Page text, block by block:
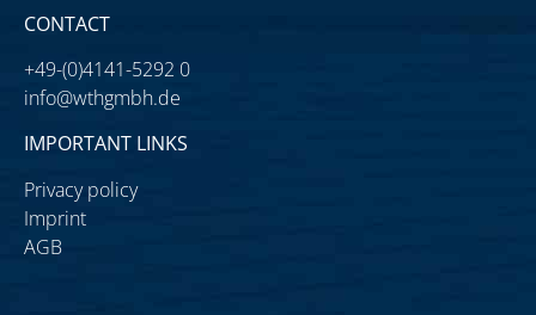
CONTACT
+49-(0)4141-5292 0
info@wthgmbh.de
IMPORTANT LINKS
Privacy policy
Imprint
AGB